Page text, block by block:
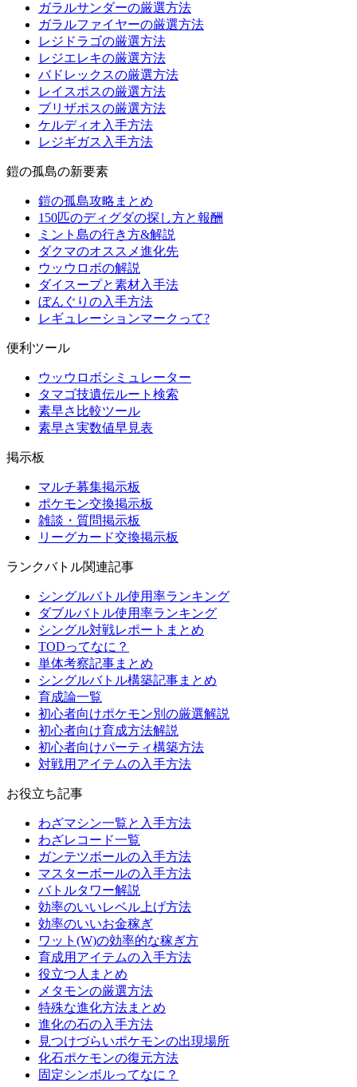
ガラルサンダーの厳選方法
ガラルファイヤーの厳選方法
レジドラゴの厳選方法
レジエレキの厳選方法
バドレックスの厳選方法
レイスポスの厳選方法
ブリザポスの厳選方法
ケルディオ入手方法
レジギガス入手方法
鎧の孤島の新要素
鎧の孤島攻略まとめ
150匹のディグダの探し方と報酬
ミント島の行き方&解説
ダクマのオススメ進化先
ウッウロボの解説
ダイスープと素材入手法
ぼんぐりの入手方法
レギュレーションマークって?
便利ツール
ウッウロボシミュレーター
タマゴ技遺伝ルート検索
素早さ比較ツール
素早さ実数値早見表
掲示板
マルチ募集掲示板
ポケモン交換掲示板
雑談・質問掲示板
リーグカード交換掲示板
ランクバトル関連記事
シングルバトル使用率ランキング
ダブルバトル使用率ランキング
シングル対戦レポートまとめ
TODってなに？
単体考察記事まとめ
シングルバトル構築記事まとめ
育成論一覧
初心者向けポケモン別の厳選解説
初心者向け育成方法解説
初心者向けパーティ構築方法
対戦用アイテムの入手方法
お役立ち記事
わざマシン一覧と入手方法
わざレコード一覧
ガンテツボールの入手方法
マスターボールの入手方法
バトルタワー解説
効率のいいレベル上げ方法
効率のいいお金稼ぎ
ワット(W)の効率的な稼ぎ方
育成用アイテムの入手方法
役立つ人まとめ
メタモンの厳選方法
特殊な進化方法まとめ
進化の石の入手方法
見つけづらいポケモンの出現場所
化石ポケモンの復元方法
固定シンボルってなに？